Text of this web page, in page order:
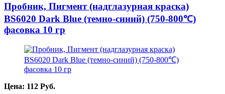
Пробник, Пигмент (надглазурная краска)
BS6020 Dark Blue (темно-синий) (750-800℃)
фасовка 10 гр
Цена: 112 Руб.